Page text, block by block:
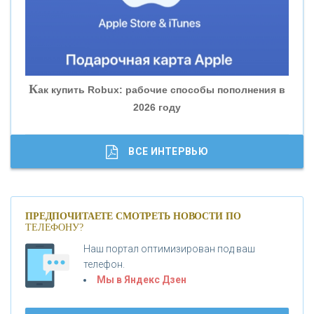
«БАНК ГЛОБЭКС»
«СОВКОМБАНК»
«ГАЗПРОМБАНК»
«МОСКОВСКИЙ КРЕДИТНЫЙ БАНК»
«БАНК ВОЗРОЖДЕНИЕ»
Как купить Robux: рабочие способы пополнения в
2026 году
Банки.ру обновил логотип впервые за 19 лет -
ВСЕ ИНТЕРВЬЮ
ПРЕДПОЧИТАЕТЕ СМОТРЕТЬ НОВОСТИ ПО
ТЕЛЕФОНУ?
Наш портал оптимизирован под ваш
телефон.
Мы в Яндекс Дзен